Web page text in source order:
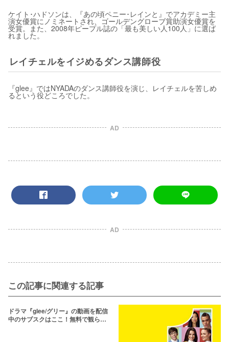
ケイト･ハドソンは、『あの頃ペニー･レインと』でアカデミー主
演女優賞にノミネートされ、ゴールデングローブ賞助演女優賞を
受賞。また、2008年ピープル誌の「最も美しい人100人」に選ば
れました。
レイチェルをイジめるダンス講師役
『glee』ではNYADAのダンス講師役を演じ、レイチェルを苦しめ
るという役どころでした。
AD
AD
この記事に関連する記事
ドラマ『glee/グリー』の動画を配信
中のサブスクはここ！無料で観られ